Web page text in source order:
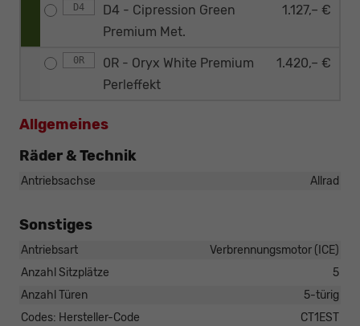
D4
D4 - Cipression Green
Premium Met.
1.127,– €
0R
0R - Oryx White Premium
Perleffekt
1.420,– €
Allgemeines
Räder & Technik
Antriebsachse Allrad
Sonstiges
Antriebsart
Verbrennungsmotor (ICE)
Anzahl Sitzplätze
5
Anzahl Türen
5-türig
Codes: Hersteller-Code
CT1EST